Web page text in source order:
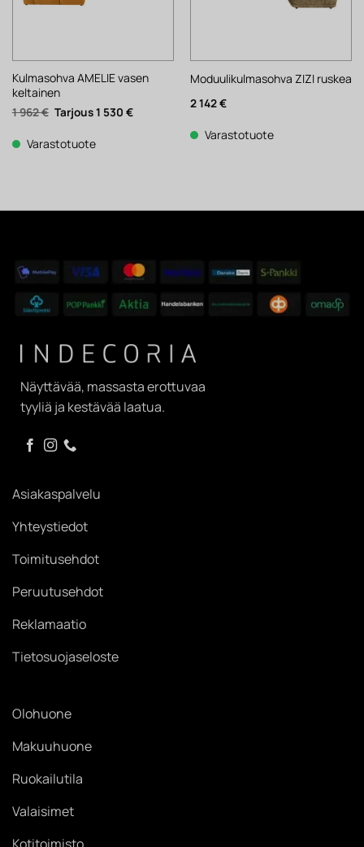
Kulmasohva AMELIE vasen
keltainen
1 962€ Alkuperäinen
hinta
1
962 €.
1 530 €Nykyinen
Varastotuote
Moduulikulmasohva ZIZI ruskea
2 142€
Varastotuote
Näyttävää, massasta erottuvaa
tyyliä ja kestävää laatua.
Asiakaspalvelu
Yhteystiedot
Toimitusehdot
Peruutusehdot
Reklamaatio
Tietosuojaseloste
Olohuone
Makuuhuone
Ruokailutila
Valaisimet